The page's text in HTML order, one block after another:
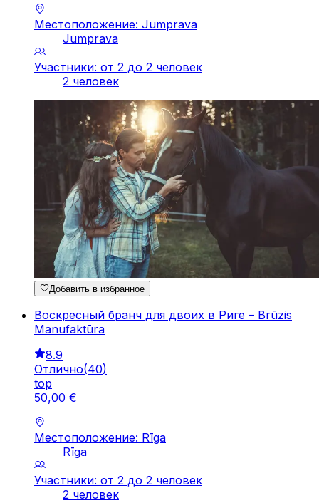
Местоположение: Jumprava
Jumprava
Участники: от 2 до 2 человек
2 человек
Добавить в избранное
Воскресный бранч для двоих в Риге – Brūzis
Manufaktūra
8.9
Отлично(40)
top
50,00 €
Местоположение: Rīga
Rīga
Участники: от 2 до 2 человек
2 человек